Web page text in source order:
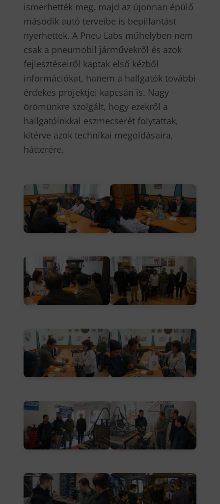
ismerhették meg, majd az újonnan épülő
második autó terveibe is bepillantást
nyerhettek. A Pneu Labs műhelyben nem
csak a pneumobil járművekről és azok
fejlesztéseiről kaptak első kézből
információkat, hanem a hallgatók további
érdekes projektjei kapcsán is. Nagy
örömünkre szolgált, hogy ezekről a
hallgatóinkkal eszmecserét folytattak,
kitérve azok technikai megoldásaira,
hátterére.